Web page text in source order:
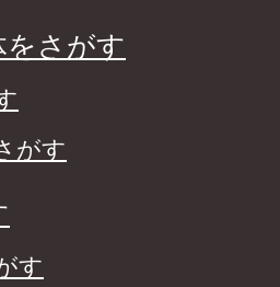
をさがす
がす
す